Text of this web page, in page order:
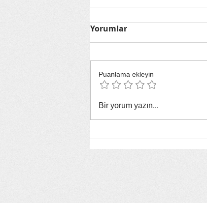
Yeşil Bülten: 22-28
Haftasında Dünyayı ve
Gündemi
Yorumlar
Puanlama ekleyin
Bir yorum yazın...